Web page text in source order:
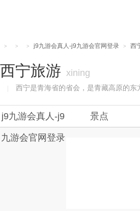
> > > j9九游会真人-j9九游会官网登录 > 西
西宁旅游 xining
西宁是青海省的省会，是青藏高原的东
j9九游会真人-j9
九游会官网登录
景点